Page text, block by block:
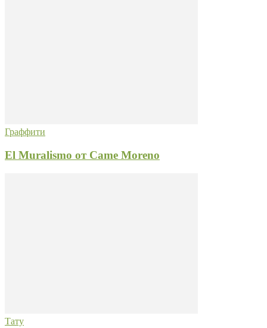
Граффити
El Muralismo от Came Moreno
Тату